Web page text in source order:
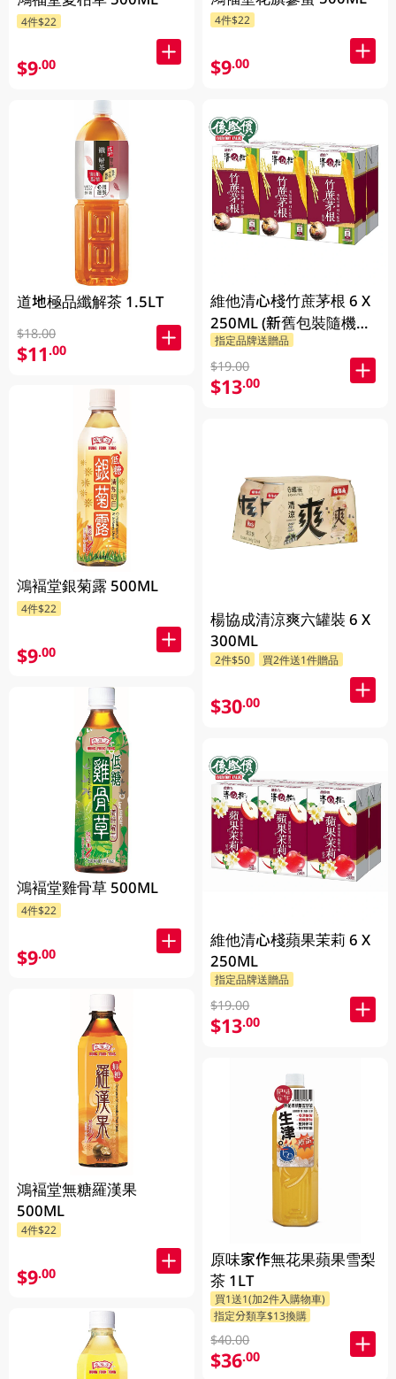
4件$22
$9.00
道地極品纖解茶 1.5LT
$18.00
$11.00
鴻褔堂銀菊露 500ML
4件$22
$9.00
鴻褔堂雞骨草 500ML
4件$22
$9.00
鴻褔堂無糖羅漢果
500ML
4件$22
$9.00
4件$22
$9.00
維他清心棧竹蔗茅根 6 X
250ML (新舊包裝隨機發
貨)
指定品牌送贈品
$19.00
$13.00
楊協成清涼爽六罐裝 6 X
300ML
2件$50 買2件送1件贈品
$30.00
維他清心棧蘋果茉莉 6 X
250ML
指定品牌送贈品
$19.00
$13.00
原味家作無花果蘋果雪梨
茶 1LT
買1送1(加2件入購物車)
指定分類享$13換購
$40.00
$36.00